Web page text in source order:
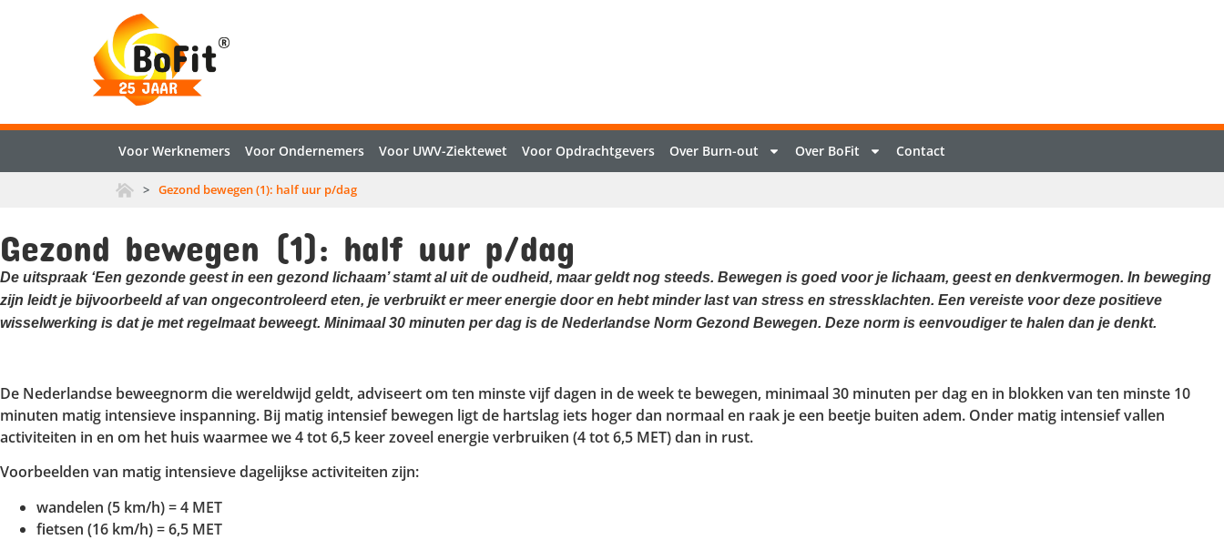
Voor Werknemers Voor Ondernemers Voor UWV-Ziektewet Voor Opdrachtgevers Over Burn-out Over BoFit Contact
> Gezond bewegen (1): half uur p/dag
Gezond bewegen (1): half uur p/dag
De uitspraak ‘Een gezonde geest in een gezond lichaam’ stamt al uit de oudheid, maar geldt nog steeds. Bewegen is goed voor je lichaam, geest en denkvermogen. In beweging
zijn leidt je bijvoorbeeld af van ongecontroleerd eten, je verbruikt er meer energie door en hebt minder last van stress en stressklachten. Een vereiste voor deze positieve
wisselwerking is dat je met regelmaat beweegt. Minimaal 30 minuten per dag is de Nederlandse Norm Gezond Bewegen. Deze norm is eenvoudiger te halen dan je denkt.
De Nederlandse beweegnorm die wereldwijd geldt, adviseert om ten minste vijf dagen in de week te bewegen, minimaal 30 minuten per dag en in blokken van ten minste 10
minuten matig intensieve inspanning. Bij matig intensief bewegen ligt de hartslag iets hoger dan normaal en raak je een beetje buiten adem. Onder matig intensief vallen
activiteiten in en om het huis waarmee we 4 tot 6,5 keer zoveel energie verbruiken (4 tot 6,5 MET) dan in rust.
Voorbeelden van matig intensieve dagelijkse activiteiten zijn:
wandelen (5 km/h) = 4 MET
fietsen (16 km/h) = 6,5 MET